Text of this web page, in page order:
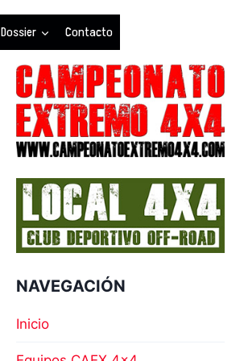
Dossier Contacto
NAVEGACIÓN
Inicio